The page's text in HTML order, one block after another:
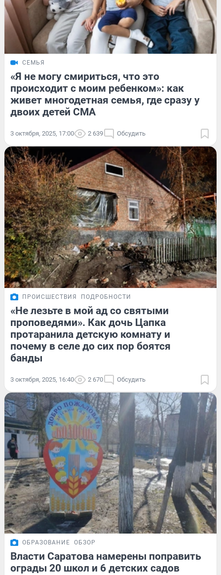
СЕМЬЯ
«Я не могу смириться, что это
происходит с моим ребенком»: как
живет многодетная семья, где сразу у
двоих детей СМА
3 октября, 2025, 17:00 2 639 Обсудить
ПРОИСШЕСТВИЯ ПОДРОБНОСТИ
«Не лезьте в мой ад со святыми
проповедями». Как дочь Цапка
протаранила детскую комнату и
почему в селе до сих пор боятся
банды
3 октября, 2025, 16:40 2 670 Обсудить
ОБРАЗОВАНИЕ ОБЗОР
Власти Саратова намерены поправить
ограды 20 школ и 6 детских садов